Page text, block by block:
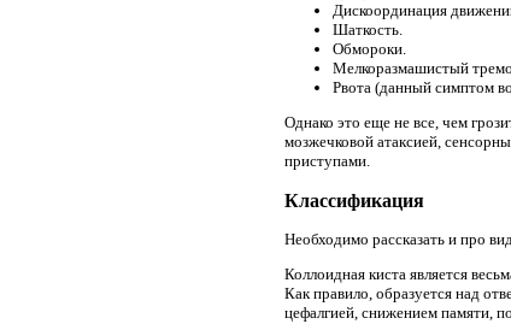
Дискоординация
Шаткость.
Обмороки.
Мелкоразмашистый
Рвота (данный симптом
Однако это еще не все, чем
мозжечковой атаксией,
приступами.
Классификация
Необходимо рассказать и про
Коллоидная киста является
Как правило, образуется над
цефалгией, снижением памяти,